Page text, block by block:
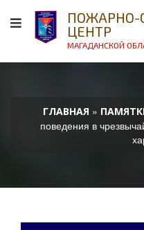
ПОЖАРНО-
ЦЕНТР
МАГАДАНСКОЙ
ГЛАВНАЯ »
поведения в